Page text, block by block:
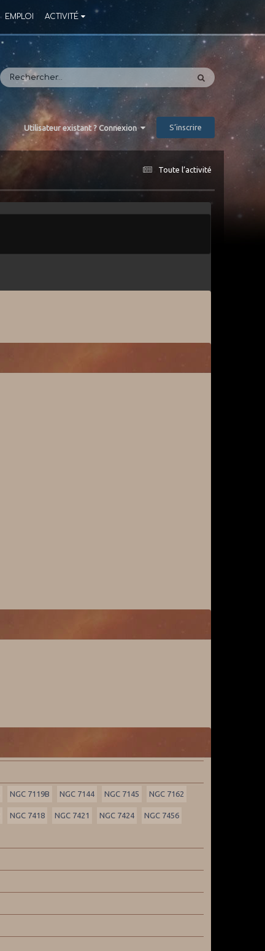
EMPLOI ACTIVITÉ
Utilisateur existant ? Connexion S’inscrire
Toute l’activité
NGC 7119B NGC 7144 NGC 7145 NGC 7162
NGC 7418 NGC 7421 NGC 7424 NGC 7456